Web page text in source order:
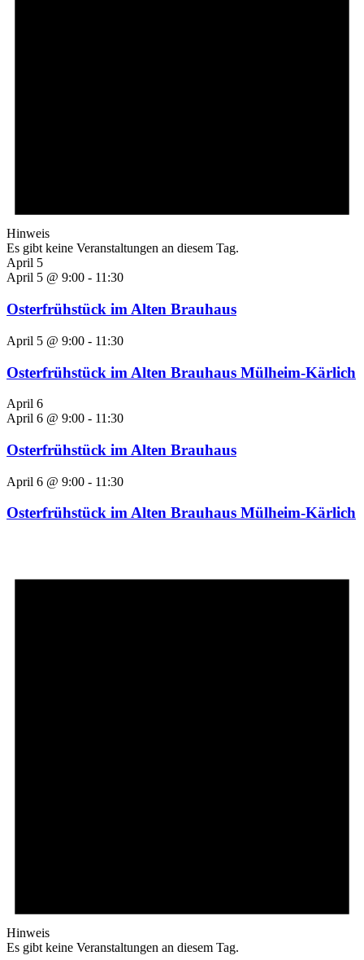
Hinweis
Es gibt keine Veranstaltungen an diesem Tag.
April 5
April 5 @ 9:00 - 11:30
Osterfrühstück im Alten Brauhaus
April 5 @ 9:00 - 11:30
Osterfrühstück im Alten Brauhaus Mülheim-Kärlich
April 6
April 6 @ 9:00 - 11:30
Osterfrühstück im Alten Brauhaus
April 6 @ 9:00 - 11:30
Osterfrühstück im Alten Brauhaus Mülheim-Kärlich
Hinweis
Es gibt keine Veranstaltungen an diesem Tag.